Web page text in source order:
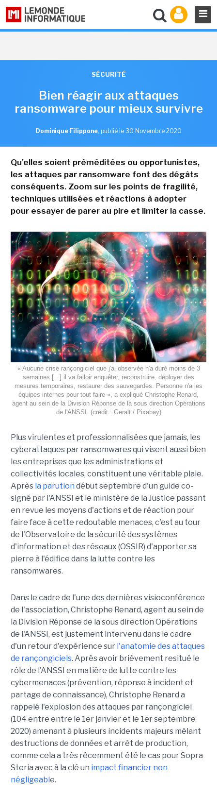
SÉCURITÉ
Bien réagir aux attaques
ransomware pour mieux survivre
Dominique Filippone, publié le 30 Novembre 2020
Qu'elles soient préméditées ou opportunistes,
les attaques par ransomware font des dégâts
conséquents. Zoom sur les points de fragilité,
techniques utilisées et réactions à adopter
pour essayer de parer au pire et limiter la casse.
« Aucune crise rançongiciel que j'ai observée n'a duré moins de 3
semaines [...] il va falloir enquêter, reconstruire, déployer des
mesures temporaires, restaurer des sauvegardes. Personne n'a les
équipes internes pour tout faire », a expliqué Christophe Renard,
agent au sein de la Division Réponse de la sous direction Opérations
de l'ANSSI. (crédit : Geralt / Pixabay)
Plus virulentes et professionnalisées que jamais, les
cyberattaques par ransomwares qui visent aussi bien
les entreprises que les administrations et
collectivités locales, constituent une véritable plaie.
Après la parution début septembre d'un guide co-
signé par l'ANSSI et le ministère de la Justice passant
en revue les moyens d'actions et de réaction pour
faire face à cette redoutable menaces, c'est au tour
de l'Observatoire de la sécurité des systèmes
d'information et des réseaux (OSSIR) d'apporter sa
pierre à l'édifice dans la lutte contre les
ransomwares.
Dans le cadre de l'une des dernières visioconférence
de l'association, Christophe Renard, agent au sein de
la Division Réponse de la sous direction Opérations
de l'ANSSI, est justement intervenu dans le cadre
d'un retour d'expérience sur l'anatomie des attaques
de rançongiciels. Après avoir brièvement resitué le
rôle de l'ANSSI en matière de lutte contre les
cybermenaces (prévention, réponse à incident et
partage de connaissance), Christophe Renard a
rappelé l'explosion des attaques par rançongiciel
(104 entre entre le 1er janvier et le 1er septembre
2020) amenant à plusieurs incidents majeurs mêlant
destructions de données et arrêt de production,
comme cela a très récemment été le cas pour Sopra
Steria avec à la clé un impact financier non
négligeabl e.